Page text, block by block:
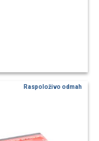
Raspoloživo odmah